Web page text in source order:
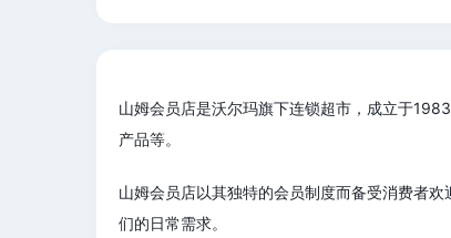
山姆会员店是沃尔玛旗下连锁超市，成立于
产品等。
山姆会员店以其独特的会员制度而备受消费者
们的日常需求。